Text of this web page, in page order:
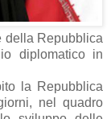
della Repubblica
diplomatico in
la Repubblica
nel quadro